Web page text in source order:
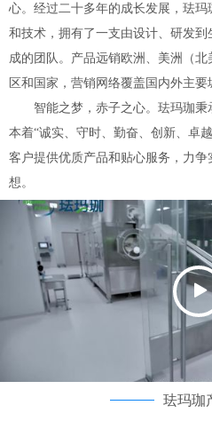
心。经过二十多年的成长发展，珐
和技术，拥有了一支由设计、研发
成的团队。产品远销欧洲、美洲（
区和国家，营销网络覆盖国内外主要
智能之梦，赤子之心。珐玛珈秉
本着“诚实、守时、勤奋、创新、卓
客户提供优质产品和贴心服务，力
想。
珐玛珈